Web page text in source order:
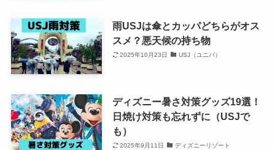
雨USJは傘とカッパどちらがオス
スメ？悪天候の持ち物
2025年10月23日 USJ（ユニバ）
ディズニー暑さ対策グッズ19選！
日焼け対策も忘れずに（USJで
も）
2025年9月11日 ディズニーリゾート